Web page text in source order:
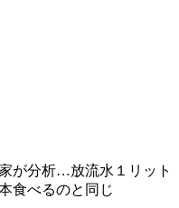
が分析…放流水１リット
食べるのと同じ